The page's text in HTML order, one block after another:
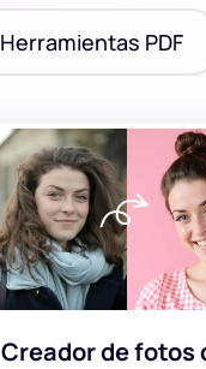
Herramientas PDF
Creador de fotos